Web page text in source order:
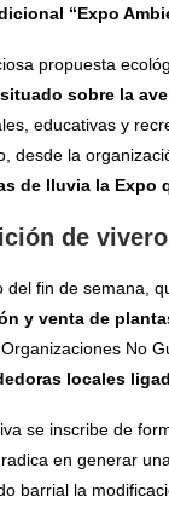
“Expo
propuesta
sobre la
educativas y
desde la
de lluvia la Expo
de
del fin de semana,
y venta de
No
locales
se inscribe de
en generar
barrial la